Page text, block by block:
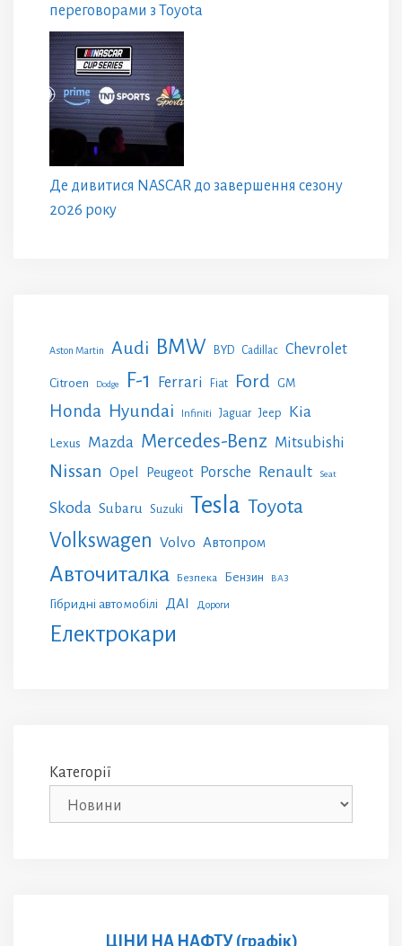
переговорами з Toyota
Де дивитися NASCAR до завершення сезону
2026 року
Aston Martin Audi BMW BYD Cadillac Chevrolet
Citroen Dodge F-1 Ferrari Fiat Ford GM
Honda Hyundai Infiniti Jaguar Jeep Kia
Lexus Mazda Mercedes-Benz Mitsubishi
Nissan Opel Peugeot Porsche Renault Seat
Skoda Subaru Suzuki Tesla Toyota
Volkswagen Volvo Автопром
Авточиталка Безпека Бензин ВАЗ
Гібридні автомобілі ДАІ Дороги
Електрокари
Категорії
ЦІНИ НА НАФТУ (графік)